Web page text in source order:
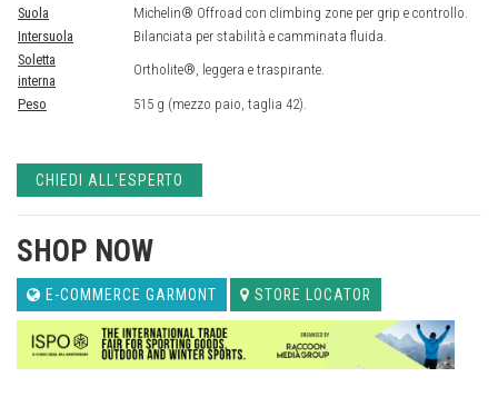
Suola
Michelin® Offroad con climbing zone per grip e controllo.
Intersuola
Bilanciata per stabilità e camminata fluida.
Soletta
interna
Ortholite®, leggera e traspirante.
Peso 515 g (mezzo paio, taglia 42).
CHIEDI ALL'ESPERTO
SHOP NOW
E-COMMERCE GARMONT STORE LOCATOR